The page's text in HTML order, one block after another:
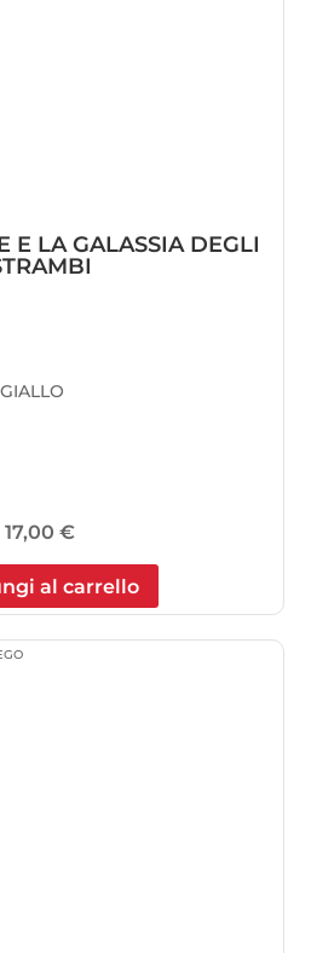
E LA GALASSIA DEGLI
17,00 €
al carrello